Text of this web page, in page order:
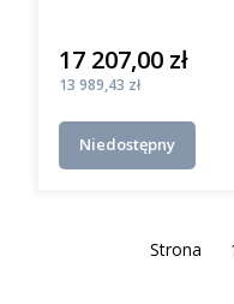
Cena
17 207,00 zł
Cena
13 989,43 zł
Niedostępny
Strona